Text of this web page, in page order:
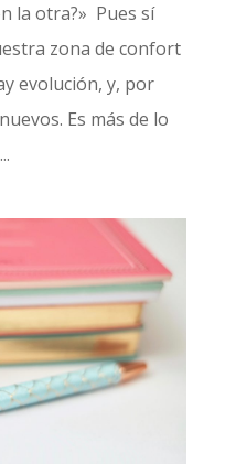
la otra?» Pues sí
zona de confort
evolución, y, por
Es más de lo